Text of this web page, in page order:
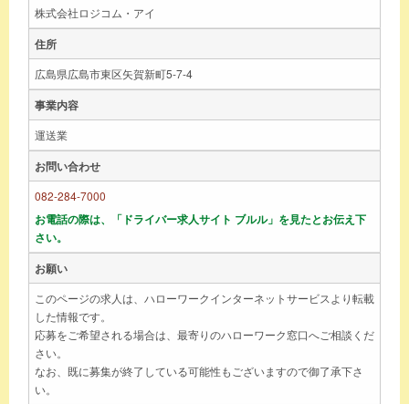
株式会社ロジコム・アイ
住所
広島県広島市東区矢賀新町5-7-4
事業内容
運送業
お問い合わせ
082-284-7000
お電話の際は、「ドライバー求人サイト ブルル」を見たとお伝え下
さい。
お願い
このページの求人は、ハローワークインターネットサービスより転載
した情報です。
応募をご希望される場合は、最寄りのハローワーク窓口へご相談くだ
さい。
なお、既に募集が終了している可能性もございますので御了承下さ
い。